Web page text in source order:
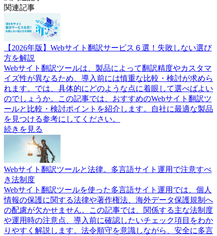
関連記事
【2026年版】Webサイト翻訳サービス６選！失敗しない選び
方を解説
Webサイト翻訳ツールは、製品によって翻訳精度やカスタマ
イズ性が異なるため、導入前には慎重な比較・検討が求めら
れます。では、具体的にどのような点に着眼して選べばよい
のでしょうか。この記事では、おすすめのWebサイト翻訳ツ
ールと比較・検討ポイントを紹介します。自社に最適な製品
を見つける参考にしてください。
続きを見る
Webサイト翻訳ツールと法律。多言語サイト運用で注意すべ
き法制度
Webサイト翻訳ツールを使った多言語サイト運用では、個人
情報の保護に関する法律や著作権法、海外データ保護規制へ
の配慮が欠かせません。この記事では、関係する主な法制度
や運用時の注意点、導入前に確認したいチェック項目をわか
りやすく解説します。法令順守を意識しながら、安全に多言